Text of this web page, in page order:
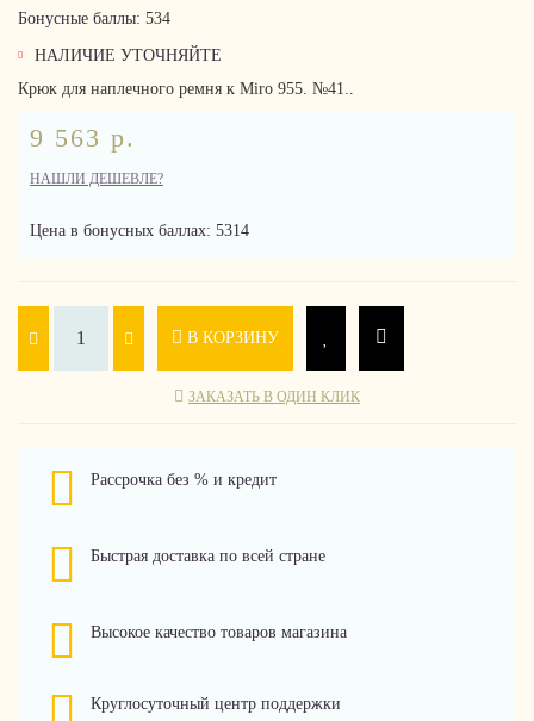
Бонусные баллы: 534
НАЛИЧИЕ УТОЧНЯЙТЕ
Крюк для наплечного ремня к Miro 955. №41..
9 563 р.
НАШЛИ ДЕШЕВЛЕ?
Цена в бонусных баллах: 5314
В КОРЗИНУ
ЗАКАЗАТЬ В ОДИН КЛИК
Рассрочка без % и кредит
Быстрая доставка по всей стране
Высокое качество товаров магазина
Круглосуточный центр поддержки